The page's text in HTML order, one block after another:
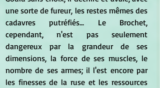
une sorte de fureur, les restes mêmes des
cadavres putréfiés... Le Brochet,
cependant, n'est pas seulement
dangereux par la grandeur de ses
dimensions, la force de ses muscles, le
nombre de ses armes; il l'est encore par
les finesses de la ruse et les ressources